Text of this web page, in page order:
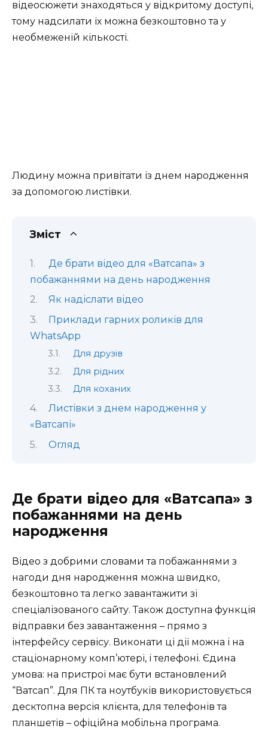
відеосюжети знаходяться у відкритому доступі,
тому надсилати їх можна безкоштовно та у
необмеженій кількості.
Людину можна привітати із днем народження
за допомогою листівки.
Зміст
Де брати відео для «Ватсапа» з
побажаннями на день народження
Як надіслати відео
Приклади гарних роликів для
WhatsApp
Для друзів
Для рідних
Для коханих
Листівки з днем народження у
«Ватсапі»
Огляд
Де брати відео для «Ватсапа» з
побажаннями на день
народження
Відео з добрими словами та побажаннями з
нагоди дня народження можна швидко,
безкоштовно та легко завантажити зі
спеціалізованого сайту. Також доступна функція
відправки без завантаження – прямо з
інтерфейсу сервісу. Виконати ці дії можна і на
стаціонарному комп’ютері, і телефоні. Єдина
умова: на пристрої має бути встановлений
“Ватсап”. Для ПК та ноутбуків використовується
десктопна версія клієнта, для телефонів та
планшетів – офіційна мобільна програма.